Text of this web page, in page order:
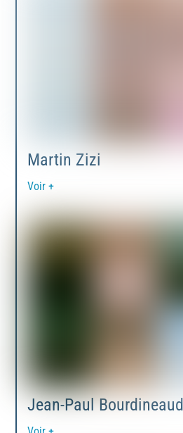
Martin Zizi
Voir +
Jean-Paul Bourdineaud